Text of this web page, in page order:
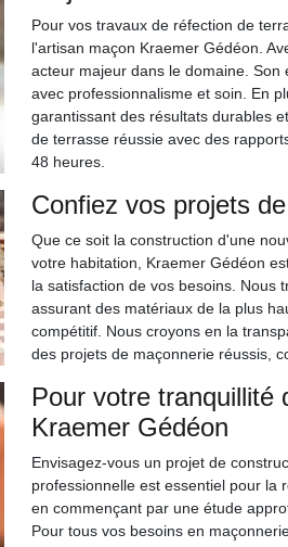
Pour vos travaux de réfection de
l'artisan maçon Kraemer Gédéon.
acteur majeur dans le domaine.
avec professionnalisme et soin. En
garantissant des résultats durables
de terrasse réussie avec des
48 heures.
Confiez vos projets
Que ce soit la construction d'une
votre habitation, Kraemer Gédéon
la satisfaction de vos besoins. Nous
assurant des matériaux de la plus
compétitif. Nous croyons en la
des projets de maçonnerie réussis,
Pour votre tranquillité
Kraemer Gédéon
Envisagez-vous un projet de
professionnelle est essentiel pour la
en commençant par une étude
Pour tous vos besoins en